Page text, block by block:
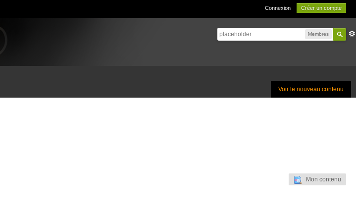
Connexion Créer un compte
Membres
Voir le nouveau contenu
Mon contenu